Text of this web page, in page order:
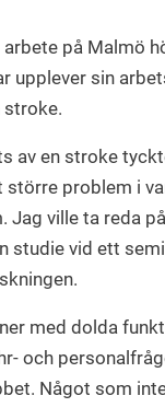
på Malmö
sin
stroke.
av en stroke
problem i
ville ta reda
studie vid ett
med dolda
och
Något som